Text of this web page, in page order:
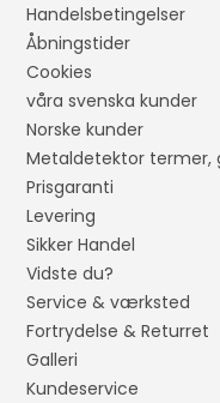
Handelsbetingelser
Åbningstider
Cookies
våra svenska kunder
Norske kunder
Metaldetektor termer,
Prisgaranti
Levering
Sikker Handel
Vidste du?
Service & værksted
Fortrydelse & Returret
Galleri
Kundeservice